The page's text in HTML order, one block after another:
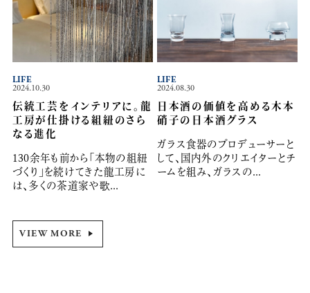
2024.10.30
伝統工芸をインテリアに。龍
工房が仕掛ける組紐のさら
なる進化
130余年も前から「本物の組紐
づくり」を続けてきた龍工房に
は、多くの茶道家や歌...
LIFE
2024.08.30
日本酒の価値を高める木本
硝子の日本酒グラス
ガラス食器のプロデューサーと
して、国内外のクリエイターとチ
ームを組み、ガラスの...
LIFE
VIEW MORE